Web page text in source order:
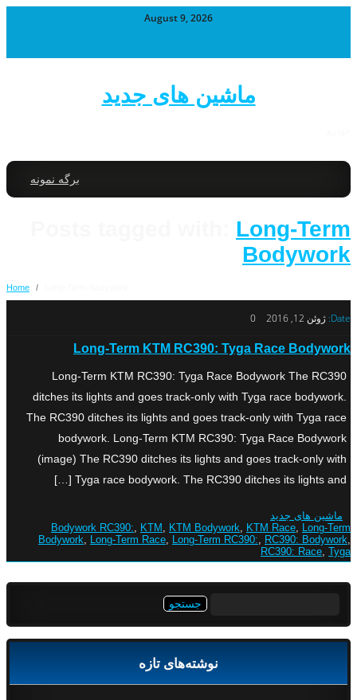
August 9, 2026
ماشین های جدید
برگه نمونه
Long-Term
Bodywork
Home /
Date: ژوئن 12, 2016 0
Long-Term KTM RC390: Tyga Race Bodywork
Long-Term KTM RC390: Tyga Race Bodywork The RC390
ditches its lights and goes track-only with Tyga race bodywork.
The RC390 ditches its lights and goes track-only with Tyga race
bodywork. Long-Term KTM RC390: Tyga Race Bodywork
(image) The RC390 ditches its lights and goes track-only with
Tyga race bodywork. The RC390 ditches its lights and […]
ماشین های جدید
Bodywork RC390:, KTM , KTM Bodywork, KTM Race, Long-Term
Bodywork, Long-Term Race, Long-Term RC390:, RC390: Bodywork,
RC390: Race, Tyga
نوشته‌های تازه